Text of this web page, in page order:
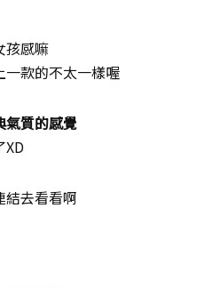
孩感嘛
一款的不太一樣喔
氣質的感覺
結去看看啊